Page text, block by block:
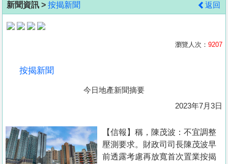
地
產
置
業
新聞資訊 > 按揭新聞 返回
瀏覽人次： 9207
按揭新聞
今日地產新聞摘要
2023年7月3日
【信報】稱，陳茂波：不宜調整
壓測要求。財政司司長陳茂波早
前透露考慮再放寬首次置業按揭